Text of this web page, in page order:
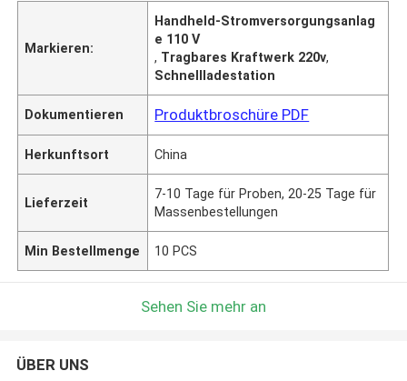
Markieren:
Handheld-Stromversorgungsanlag
e 110 V
, Tragbares Kraftwerk 220v,
Schnellladestation
Dokumentieren Produktbroschüre PDF
Herkunftsort China
Lieferzeit
7-10 Tage für Proben, 20-25 Tage für
Massenbestellungen
Min Bestellmenge 10 PCS
Sehen Sie mehr an
ÜBER UNS